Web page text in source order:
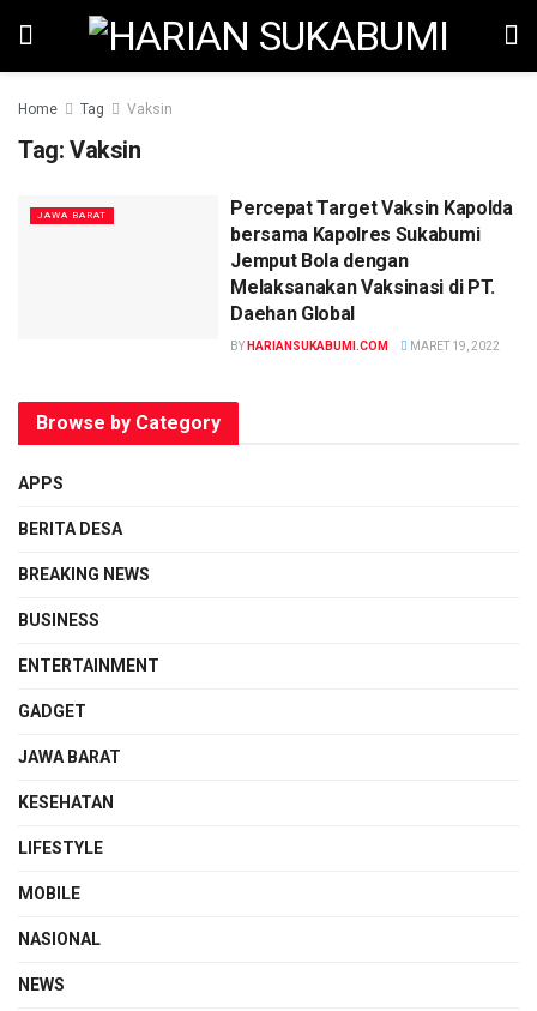
Home Tag Vaksin
Tag: Vaksin
JAWA BARAT
Percepat Target Vaksin Kapolda
bersama Kapolres Sukabumi
Jemput Bola dengan
Melaksanakan Vaksinasi di PT.
Daehan Global
BY HARIANSUKABUMI.COM MARET 19, 2022
Browse by Category
APPS
BERITA DESA
BREAKING NEWS
BUSINESS
ENTERTAINMENT
GADGET
JAWA BARAT
KESEHATAN
LIFESTYLE
MOBILE
NASIONAL
NEWS